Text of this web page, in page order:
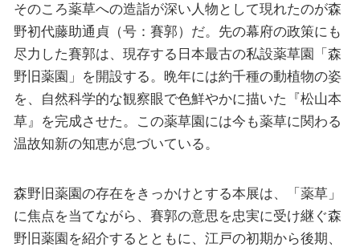
そのころ薬草への造詣が深い人物として現れたのが森
野初代藤助通貞（号：賽郭）だ。先の幕府の政策にも
尽力した賽郭は、現存する日本最古の私設薬草園「森
野旧薬園」を開設する。晩年には約千種の動植物の姿
を、自然科学的な観察眼で色鮮やかに描いた『松山本
草』を完成させた。この薬草園には今も薬草に関わる
温故知新の知恵が息づいている。
森野旧薬園の存在をきっかけとする本展は、「薬草」
に焦点を当てながら、賽郭の意思を忠実に受け継ぐ森
野旧薬園を紹介するとともに、江戸の初期から後期、